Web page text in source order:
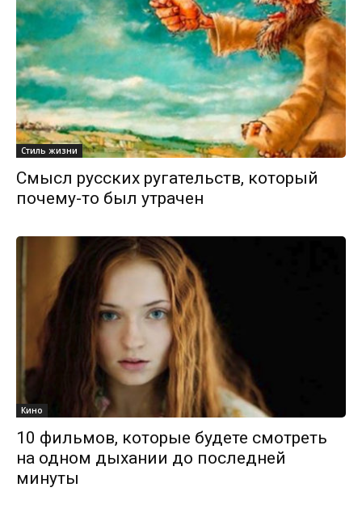
Стиль жизни
Смысл русских ругательств, который
почему-то был утрачен
Кино
10 фильмов, которые будете смотреть
на одном дыхании до последней
минуты